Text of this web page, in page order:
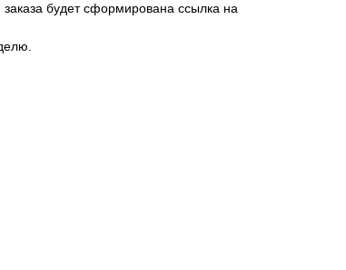
будет сформирована ссылка на